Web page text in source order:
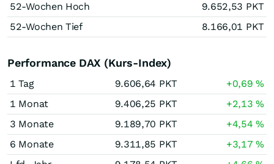
52-Wochen Hoch
9.652,53 PKT
52-Wochen Tief
8.166,01 PKT
Performance DAX (Kurs-Index)
1 Tag 9.606,64 PKT +0,69%
1 Monat
9.406,25 PKT +2,13%
3 Monate
9.189,70 PKT +4,54%
6 Monate
9.311,85 PKT +3,17%